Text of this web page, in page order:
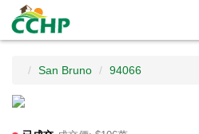
San Bruno 94066